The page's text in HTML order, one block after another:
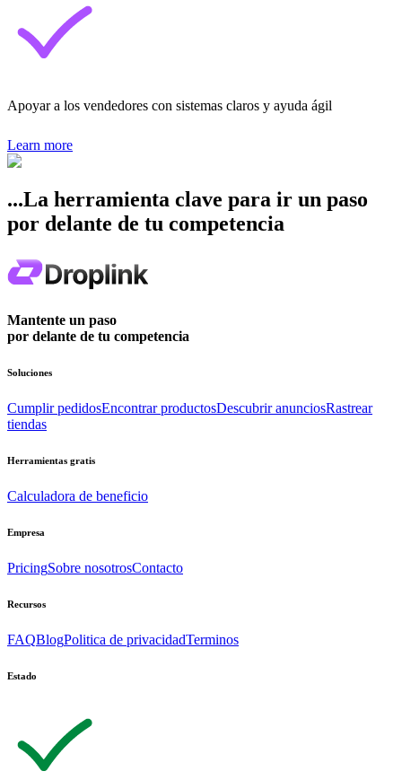
Apoyar a los vendedores con sistemas claros y ayuda ágil
Learn more
...La herramienta clave para ir un paso
por delante de tu competencia
Mantente un paso
por delante de tu competencia
Soluciones
Cumplir pedidosEncontrar productosDescubrir anunciosRastrear
tiendas
Herramientas gratis
Calculadora de beneficio
Empresa
PricingSobre nosotrosContacto
Recursos
FAQBlogPolitica de privacidadTerminos
Estado